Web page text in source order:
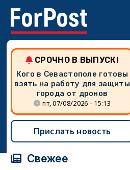
СРОЧНО В ВЫПУСК!
Кого в Севастополе готовы
взять на работу для защиты
города от дронов
пт, 07/08/2026 - 15:13
Прислать новость
Свежее